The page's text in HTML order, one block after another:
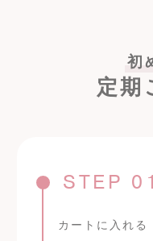
初
定期
STEP 01
カートに入れる